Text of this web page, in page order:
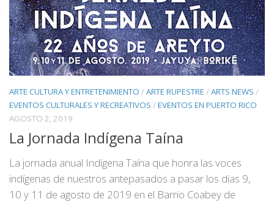
ARTE CULTURA Y ENTRETENIMIENTO /ARTE RUPESTRE /ARTS NEWS /
EVENTOS CULTURALES Y RECREATIVOS /EVENTOS EN PUERTO RICO
AGOSTO 2, 2019
La Jornada Indígena Taína
La jornada anual Indígena Taína que honra las voces
indígenas de nuestros antepasados a pasar los dias 9,
10 y 11 de agosto de 2019 en el Barrio Coabey de